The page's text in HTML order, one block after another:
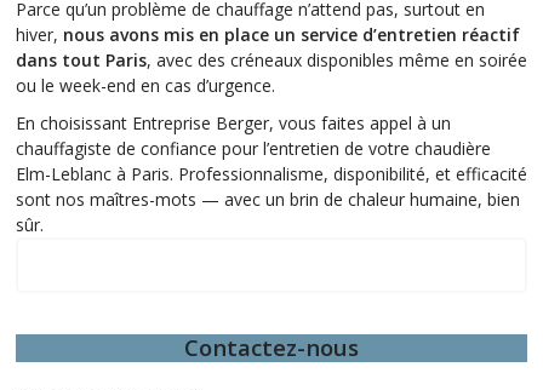
Parce qu’un problème de chauffage n’attend pas, surtout en
hiver, nous avons mis en place un service d’entretien réactif
dans tout Paris, avec des créneaux disponibles même en soirée
ou le week-end en cas d’urgence.
En choisissant Entreprise Berger, vous faites appel à un
chauffagiste de confiance pour l’entretien de votre chaudière
Elm-Leblanc à Paris. Professionnalisme, disponibilité, et efficacité
sont nos maîtres-mots — avec un brin de chaleur humaine, bien
sûr.
Contactez-nous